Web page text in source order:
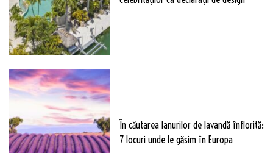
În căutarea lanurilor de lavandă înflorită:
7 locuri unde le găsim în Europa